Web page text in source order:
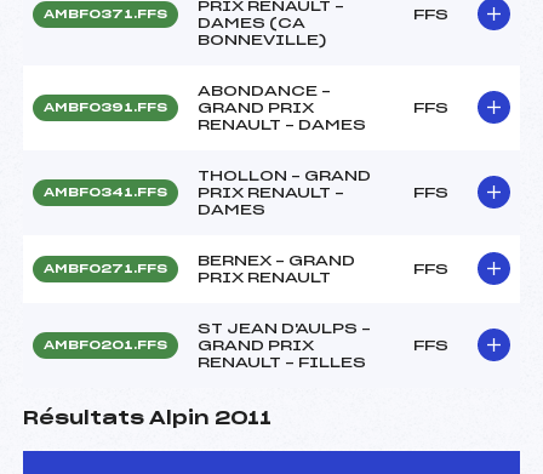
AMBF0371.FFS
PRIX RENAULT –
DAMES (CA
BONNEVILLE)
FFS
AMBF0391.FFS
ABONDANCE –
GRAND PRIX
RENAULT – DAMES
FFS
AMBF0341.FFS
THOLLON – GRAND
PRIX RENAULT –
DAMES
FFS
AMBF0271.FFS
BERNEX – GRAND
PRIX RENAULT
FFS
AMBF0201.FFS
ST JEAN D'AULPS –
GRAND PRIX
RENAULT – FILLES
FFS
Résultats Alpin 2011